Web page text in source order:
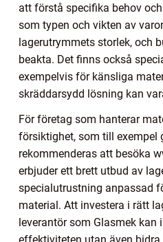
att förstå specifika behov
som typen och vikten av
lagerutrymmets storlek, och
beakta. Det finns också
exempelvis för känsliga
skräddarsydd lösning kan
För företag som hanterar
försiktighet, som till exempel
rekommenderas att besöka
erbjuder ett brett utbud av
specialutrustning anpassad
material. Att investera i rätt
leverantör som Glasmek kan